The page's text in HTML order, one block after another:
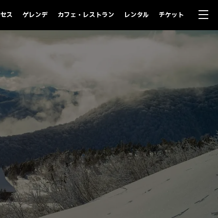
ス ゲレンデ カフェ・レストラン レンタル チケット